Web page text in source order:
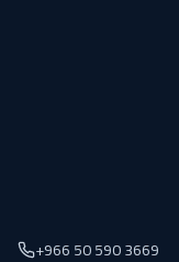
+966 50 590 3669